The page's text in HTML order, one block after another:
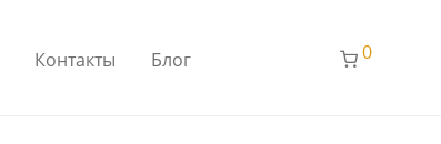
Контакты Блог 0